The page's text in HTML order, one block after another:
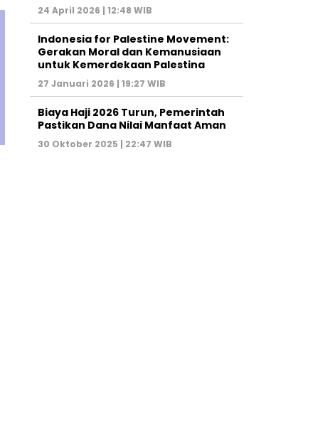
24 April 2026 | 12:48 WIB
Indonesia for Palestine Movement:
Gerakan Moral dan Kemanusiaan
untuk Kemerdekaan Palestina
27 Januari 2026 | 19:27 WIB
Biaya Haji 2026 Turun, Pemerintah
Pastikan Dana Nilai Manfaat Aman
30 Oktober 2025 | 22:47 WIB